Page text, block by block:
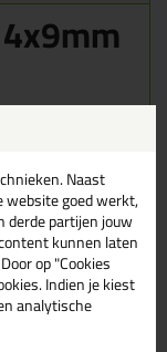
in een
4x9mm
hoogwaardig
de PE
Grijs/Zwart
= morgen in
van dit
Naast
website goed werkt,
derde partijen jouw
kunnen laten
op "Cookies
Indien je kiest
analytische